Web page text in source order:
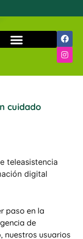
cuidado
paso en la
de
nuestros usuarios